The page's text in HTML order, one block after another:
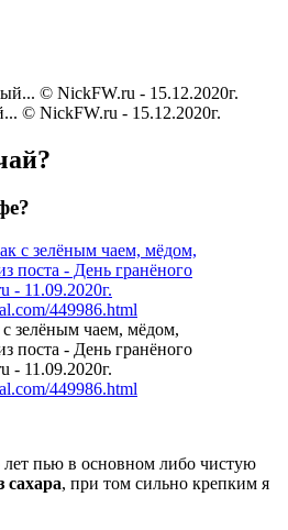
© NickFW.ru - 15.12.2020г.
зелёным чаем, мёдом,
поста - День гранёного
- 11.09.2020г.
449986.html
лет пью в основном либо чистую
сахара, при том сильно крепким я